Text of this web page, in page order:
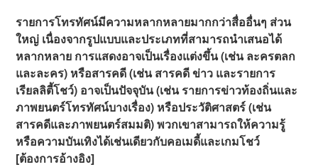
รายการโทรทัศน์มีความหลากหลายมากกว่าสื่ออื่นๆ ส่วน
ใหญ่ เนื่องจากรูปแบบและประเภทที่สามารถนำเสนอได้
หลากหลาย การแสดงอาจเป็นเรื่องแต่งขึ้น (เช่น ละครตลก
และละคร) หรือสารคดี (เช่น สารคดี ข่าว และรายการ
เรียลลิตี้โชว์) อาจเป็นปัจจุบัน (เช่น รายการข่าวท้องถิ่นและ
ภาพยนตร์โทรทัศน์บางเรื่อง) หรือประวัติศาสตร์ (เช่น
สารคดีและภาพยนตร์สมมติ) พวกเขาสามารถให้ความรู้
หรือความบันเทิงได้เช่นเดียวกับคอเมดี้และเกมโชว์
[ต้องการอ้างอิง]